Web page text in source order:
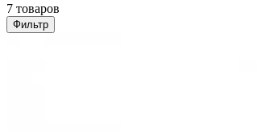
7 товаров
Фильтр